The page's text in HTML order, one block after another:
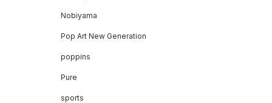
Nobiyama
Pop Art New Generation
poppins
Pure
sports